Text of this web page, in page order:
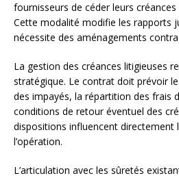
fournisseurs de céder leurs
Cette modalité modifie les rapports
nécessite des aménagements
La gestion des créances litigieuses
stratégique. Le contrat doit prévoir
des impayés, la répartition des frais
conditions de retour éventuel des
dispositions influencent directement
l’opération.
L’articulation avec les sûretés